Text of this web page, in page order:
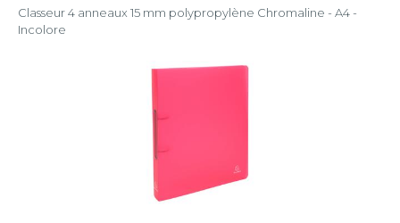
Classeur 4 anneaux 15 mm polypropylène Chromaline - A4 -
Incolore